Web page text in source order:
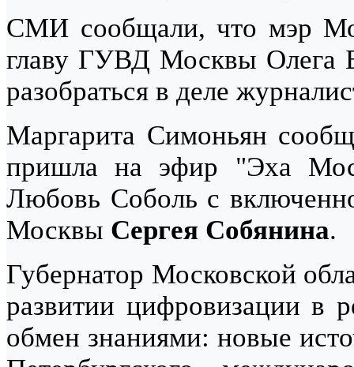
СМИ сообщали, что мэр
главу ГУВД Москвы Олега
разобраться в деле
Маргарита Симоньян
пришла на эфир "Эха
Любовь Соболь с
Москвы Сергея Собянина.
Губернатор Московской
развитии цифровизации в
обмен знаниями: новые